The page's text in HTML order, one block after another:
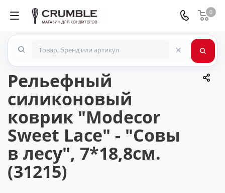
0
×
Рельефный
силиконовый
коврик "Modecor
Sweet Lace" - "Совы
в лесу", 7*18,8см.
(31215)